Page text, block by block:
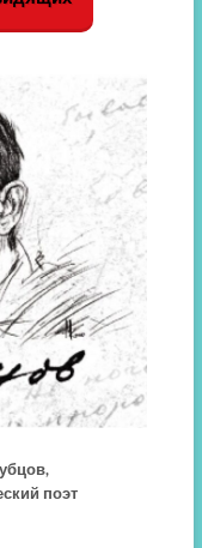
поэт